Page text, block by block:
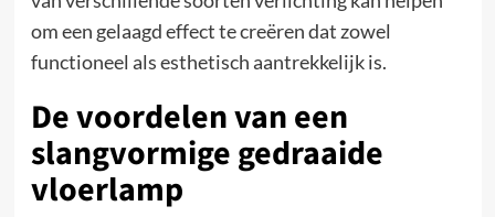
om een gelaagd effect te creëren dat zowel
functioneel als esthetisch aantrekkelijk is.
De voordelen van een
slangvormige gedraaide
vloerlamp